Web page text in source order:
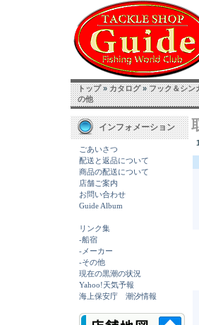
トップ»カタログ»フック＆シン
の他
インフォメーション
ごあいさつ
配送と返品について
商品の配送について
店舗ご案内
お問い合わせ
Guide Album
リンク集
-船宿
-メーカー
-その他
現在の黒潮の状況
Yahoo!天気予報
海上保安庁 潮汐情報
1